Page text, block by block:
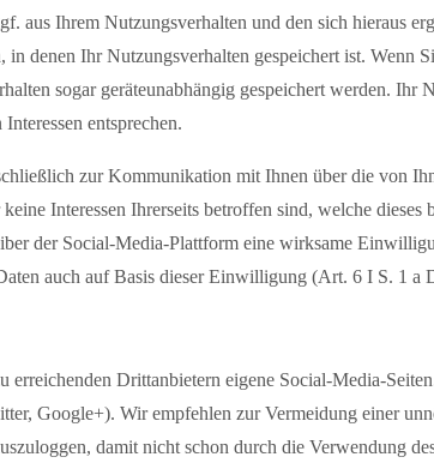
aus Ihrem Nutzungsverhalten und den sich hieraus
in denen Ihr Nutzungsverhalten gespeichert ist.
sogar geräteunabhängig gespeichert werden.
entsprechen.
zur Kommunikation mit Ihnen über die von
Interessen Ihrerseits betroffen sind, welche
der Social-Media-Plattform eine wirksame
auch auf Basis dieser Einwilligung (Art. 6 I S. 1 a
erreichenden Drittanbietern eigene Social-Media-
Google+). Wir empfehlen zur Vermeidung einer
damit nicht schon durch die Verwendung